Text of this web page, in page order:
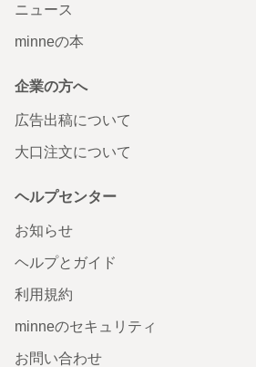
ニュース
minneの本
企業の方へ
広告出稿について
大口注文について
ヘルプセンター
お知らせ
ヘルプとガイド
利用規約
minneのセキュリティ
お問い合わせ